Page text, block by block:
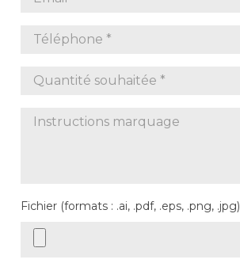
Fichier (formats : .ai, .pdf, .eps, .png, .jpg)